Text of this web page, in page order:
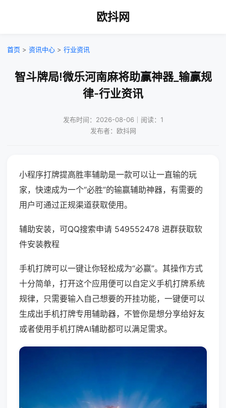
欧抖网
首页 > 资讯中心 > 行业资讯
智斗牌局!微乐河南麻将助赢神器_输赢规
律-行业资讯
发布时间：2026-08-06｜阅读：1
发布者：欧抖网
小程序打牌提高胜率辅助是一款可以让一直输的玩
家，快速成为一个“必胜”的输赢辅助神器，有需要的
用户可通过正规渠道获取使用。
辅助安装，可QQ搜索申请 549552478 进群获取软
件安装教程
手机打牌可以一键让你轻松成为“必赢”。其操作方式
十分简单，打开这个应用便可以自定义手机打牌系统
规律，只需要输入自己想要的开挂功能，一键便可以
生成出手机打牌专用辅助器，不管你是想分享给好友
或者使用手机打牌AI辅助都可以满足需求。